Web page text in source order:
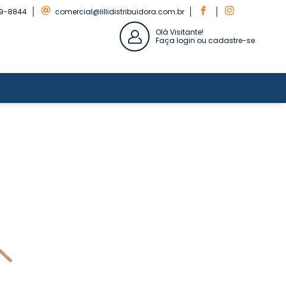
8844
comercial@lillidistribuidora.com.br
Olá Visitante!
Faça login ou cadastre-se